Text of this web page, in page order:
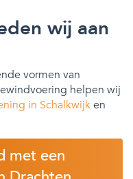
wij aan
vormen van
helpen wij
in Schalkwijken
met een